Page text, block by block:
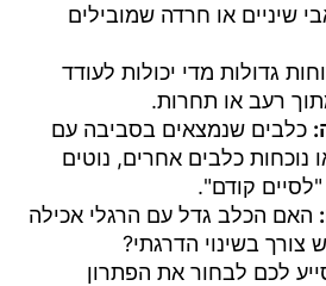
שיניים או חרדה שמובילים
גדולות מדי יכולות לעודד
רעב או תחרות.
כלבים שנמצאים בסביבה עם
נוכחות כלבים אחרים, נוטים
קודם".
האם הכלב גדל עם הרגלי אכילה
צורך בשינוי הדרגתי?
לכם לבחור את הפתרון